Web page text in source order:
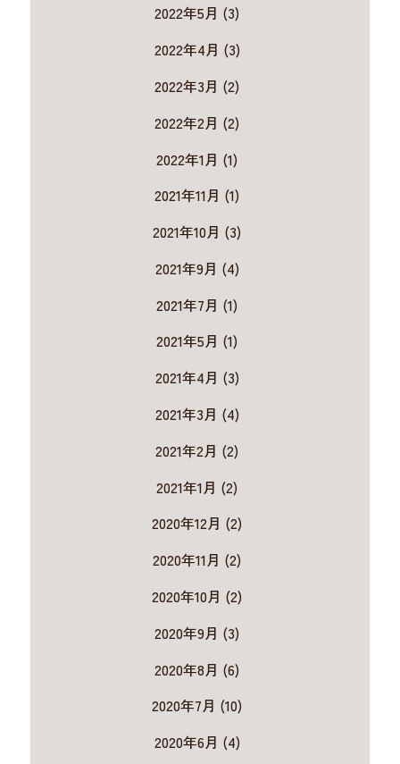
2022年5月 (3)
2022年4月 (3)
2022年3月 (2)
2022年2月 (2)
2022年1月 (1)
2021年11月 (1)
2021年10月 (3)
2021年9月 (4)
2021年7月 (1)
2021年5月 (1)
2021年4月 (3)
2021年3月 (4)
2021年2月 (2)
2021年1月 (2)
2020年12月 (2)
2020年11月 (2)
2020年10月 (2)
2020年9月 (3)
2020年8月 (6)
2020年7月 (10)
2020年6月 (4)